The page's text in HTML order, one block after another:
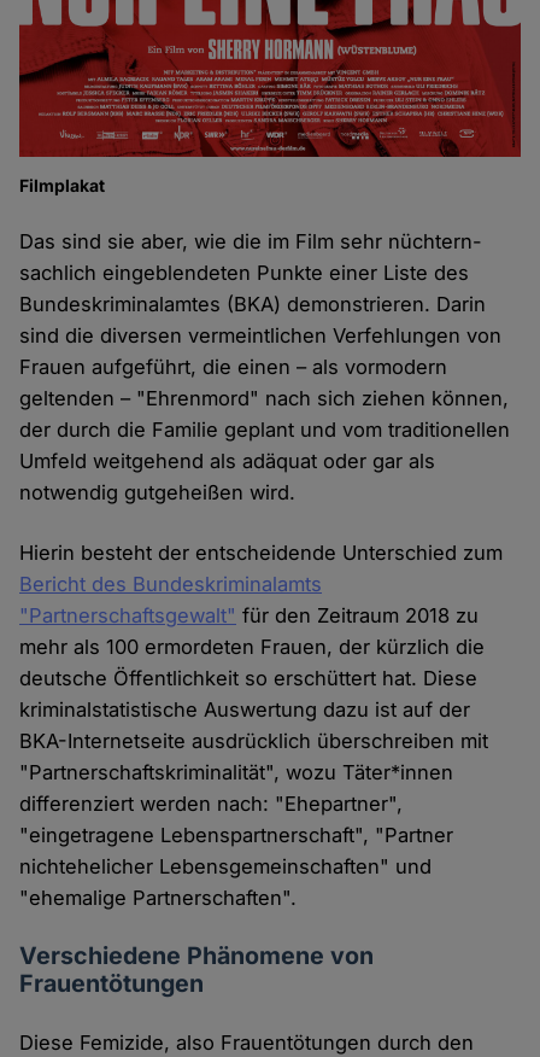
Filmplakat
Das sind sie aber, wie die im Film sehr nüchtern-
sachlich eingeblendeten Punkte einer Liste des
Bundeskriminalamtes (BKA) demonstrieren. Darin
sind die diversen vermeintlichen Verfehlungen von
Frauen aufgeführt, die einen – als vormodern
geltenden – "Ehrenmord" nach sich ziehen können,
der durch die Familie geplant und vom traditionellen
Umfeld weitgehend als adäquat oder gar als
notwendig gutgeheißen wird.
Hierin besteht der entscheidende Unterschied zum
Bericht des Bundeskriminalamts
"Partnerschaftsgewalt" für den Zeitraum 2018 zu
mehr als 100 ermordeten Frauen, der kürzlich die
deutsche Öffentlichkeit so erschüttert hat. Diese
kriminalstatistische Auswertung dazu ist auf der
BKA-Internetseite ausdrücklich überschreiben mit
"Partnerschaftskriminalität", wozu Täter*innen
differenziert werden nach: "Ehepartner",
"eingetragene Lebenspartnerschaft", "Partner
nichtehelicher Lebensgemeinschaften" und
"ehemalige Partnerschaften".
Verschiedene Phänomene von
Frauentötungen
Diese Femizide, also Frauentötungen durch den